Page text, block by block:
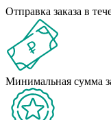
Отправка заказа в
Минимальная сумма